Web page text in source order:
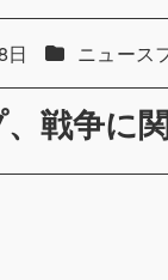
戦争に
日 カテゴリー
ニュース